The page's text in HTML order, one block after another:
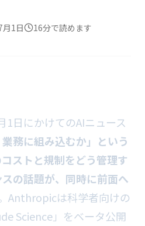
月1日 16分で読めます
1日にかけてのAIニュース
業務に組み込むか」という
ストと規制をどう管理す
の話題が、同時に前面へ
Anthropicは科学者向けの
Science」をベータ公開